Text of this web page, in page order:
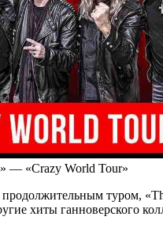
— «Crazy World Tour»
туром,
хиты ганноверского